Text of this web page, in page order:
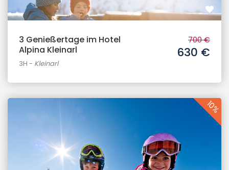
3 Genießertage im Hotel
Alpina Kleinarl
3H - Kleinarl
700 €
630 €
10%